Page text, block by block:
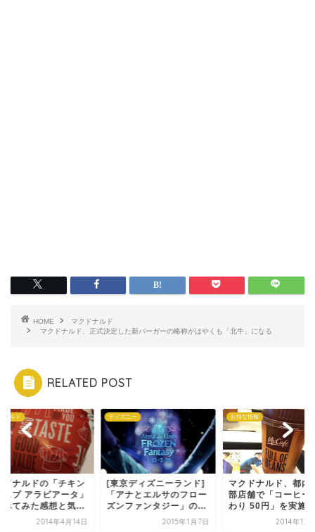
HOME
マクドナルド
マクドナルド、正式決定した新バーガーの略称がはやくも「北牛」になる
RELATED POST
ニー
ディズニーランド]
ナとエルサのフロー
ファンタジー」の...
2015年1月7日
お得な情報
マクドナルド、都内の一
部店舗で「コーヒーおか
わり 50円」を実施中
2014年12月15日
マクドナルド
マクドナルドの「チ
クリスプ アラビアー
を食べてみた感想と
2014年4